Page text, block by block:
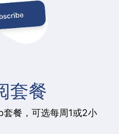
套餐
餐，可选每周1或2小